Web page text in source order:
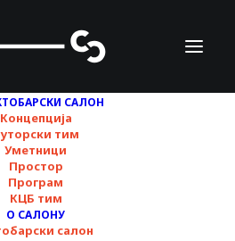
САЛОН
Концепција
тим
Уметници
Простор
Програм
КЦБ тим
О САЛОНУ
салон